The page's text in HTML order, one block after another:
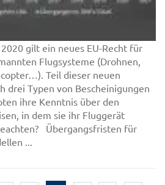
gilt ein neues EU-Recht für
Flugsysteme (Drohnen,
Teil dieser neuen
drei Typen von Bescheinigungen
ihre Kenntnis über den
in dem sie ihr Fluggerät
Übergangsfristen für
...